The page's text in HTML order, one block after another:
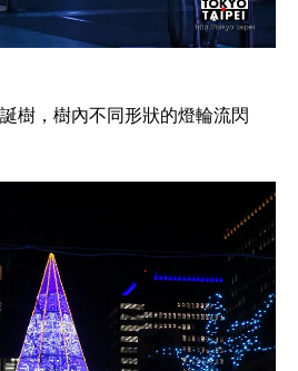
樹，樹內不同形狀的燈輪流閃